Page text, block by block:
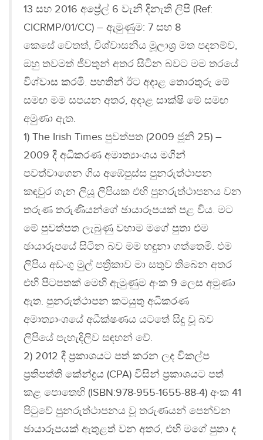
13 සහ 2016 අප්‍රේල් 6 වැනි දිනැති ලිපි (Ref:
CICRMP/01/CC) – ඇමුණුම: 7 සහ 8
කෙසේ වෙතත්, විශ්වාසනීය මූලාශ්‍ර මත පදනම්ව,
ඔහු තවමත් ජීවතුන් අතර සිටින බවට මම තරයේ
විශ්වාස කරමි. පහතින් ඊට අදාළ තොරතුරු මේ
සමඟ මම සපයන අතර, අදාළ සාක්ෂි මේ සමඟ
අමුණා ඇත.
1) The Irish Times පුවත්පත (2009 ජූනි 25) –
2009 දී අධිකරණ අමාත්‍යාංශය මගින්
පවත්වාගෙන ගිය අඹේපුස්ස පුනරුත්ථාපන
කඳවුර ගැන ලියූ ලිපියක එහි පුනරුත්ථාපනය වන
තරුණ තරුණියන්ගේ ඡායාරූපයක් පළ විය. මට
මේ පුවත්පත ලැබුණු වහාම මගේ පුතා එම
ඡායාරූපයේ සිටින බව මම හඳුනා ගත්තෙමි. එම
ලිපිය අඩංගු මුල් පත්‍රිකාව මා සතුව තිබෙන අතර
එහි පිටපතක් මෙහි ඇමුණුම අංක 9 ලෙස අමුණා
ඇත. පුනරුත්ථාපන කටයුතු අධිකරණ
අමාත්‍යාංශයේ අධීක්ෂණය යටතේ සිදු වූ බව
ලිපියේ පැහැදිලිව සඳහන් වේ.
2) 2012 දී ප්‍රකාශයට පත් කරන ලද විකල්ප
ප්‍රතිපත්ති කේන්ද්‍රය (CPA) විසින් ප්‍රකාශයට පත්
කළ පොතෙහි (ISBN:978-955-1655-88-4) අංක 41
පිටුවේ පුනරුත්ථාපනය වූ තරුණයන් පෙන්වන
ඡායාරූපයක් ඇතුළත් වන අතර, එහි මගේ පුතා ද